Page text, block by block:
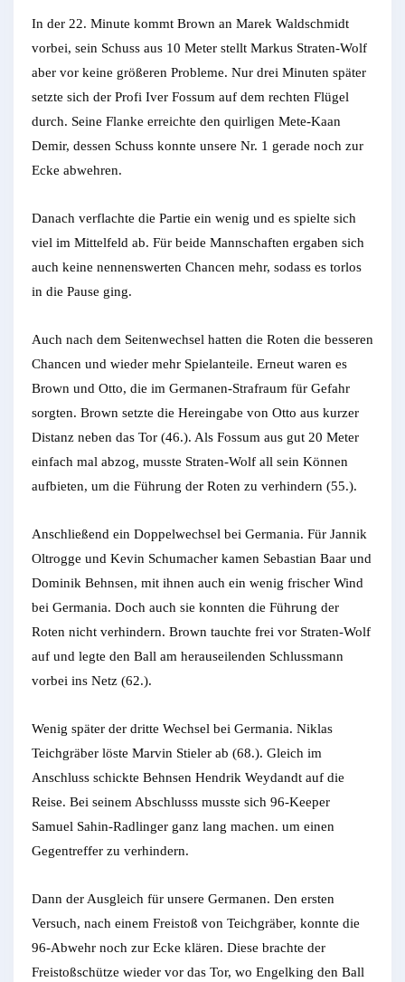
In der 22. Minute kommt Brown an Marek Waldschmidt
vorbei, sein Schuss aus 10 Meter stellt Markus Straten-Wolf
aber vor keine größeren Probleme. Nur drei Minuten später
setzte sich der Profi Iver Fossum auf dem rechten Flügel
durch. Seine Flanke erreichte den quirligen Mete-Kaan
Demir, dessen Schuss konnte unsere Nr. 1 gerade noch zur
Ecke abwehren.
Danach verflachte die Partie ein wenig und es spielte sich
viel im Mittelfeld ab. Für beide Mannschaften ergaben sich
auch keine nennenswerten Chancen mehr, sodass es torlos
in die Pause ging.
Auch nach dem Seitenwechsel hatten die Roten die besseren
Chancen und wieder mehr Spielanteile. Erneut waren es
Brown und Otto, die im Germanen-Strafraum für Gefahr
sorgten. Brown setzte die Hereingabe von Otto aus kurzer
Distanz neben das Tor (46.). Als Fossum aus gut 20 Meter
einfach mal abzog, musste Straten-Wolf all sein Können
aufbieten, um die Führung der Roten zu verhindern (55.).
Anschließend ein Doppelwechsel bei Germania. Für Jannik
Oltrogge und Kevin Schumacher kamen Sebastian Baar und
Dominik Behnsen, mit ihnen auch ein wenig frischer Wind
bei Germania. Doch auch sie konnten die Führung der
Roten nicht verhindern. Brown tauchte frei vor Straten-Wolf
auf und legte den Ball am herauseilenden Schlussmann
vorbei ins Netz (62.).
Wenig später der dritte Wechsel bei Germania. Niklas
Teichgräber löste Marvin Stieler ab (68.). Gleich im
Anschluss schickte Behnsen Hendrik Weydandt auf die
Reise. Bei seinem Abschlusss musste sich 96-Keeper
Samuel Sahin-Radlinger ganz lang machen. um einen
Gegentreffer zu verhindern.
Dann der Ausgleich für unsere Germanen. Den ersten
Versuch, nach einem Freistoß von Teichgräber, konnte die
96-Abwehr noch zur Ecke klären. Diese brachte der
Freistoßschütze wieder vor das Tor, wo Engelking den Ball